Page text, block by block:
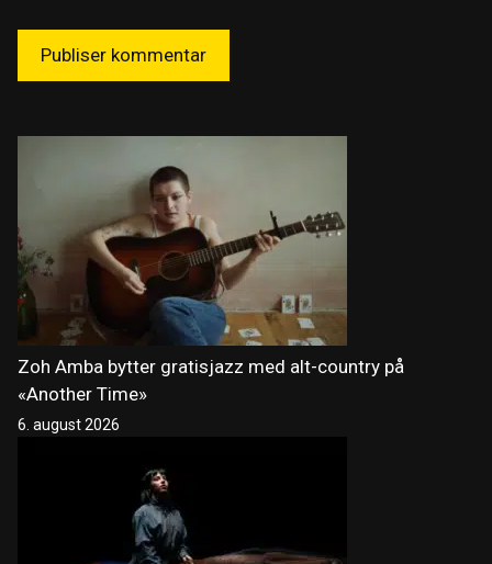
Zoh Amba bytter gratisjazz med alt-country på
«Another Time»
6. august 2026